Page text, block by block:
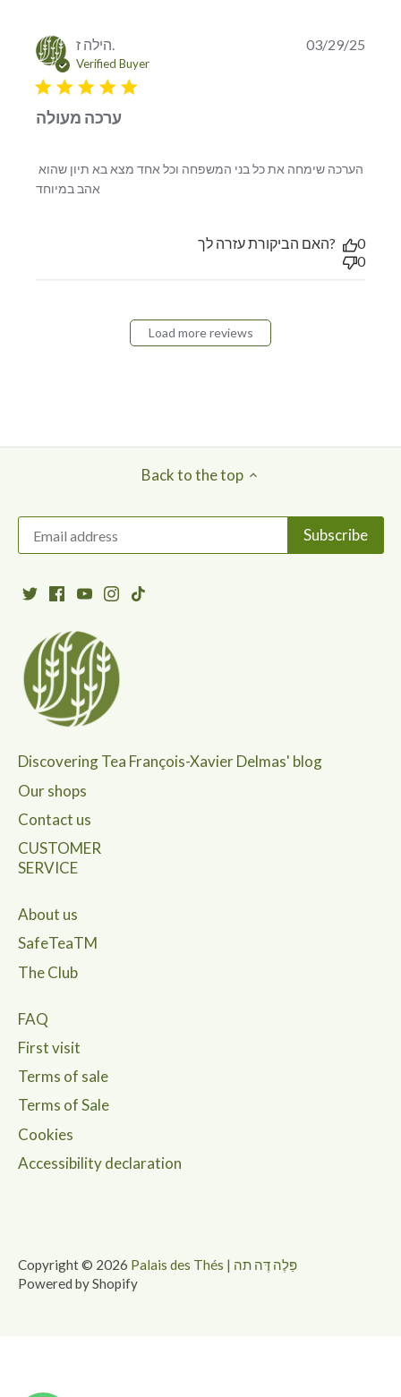
הילה ז.
Verified Buyer
5 star rating
ערכה מעולה
הערכה שימחה את כל בני המשפחה וכל אחד מצא בא תיון שהוא
אהב במיוחד
03/29/25
האם הביקורת עזרה לך?
0
0
Load more reviews
Back to the top
Discovering Tea François-Xavier Delmas' blog
Our shops
Contact us
CUSTOMER
SERVICE
About us
SafeTeaTM
The Club
FAQ
First visit
Terms of sale
Terms of Sale
Cookies
Accessibility declaration
Copyright © 2026
Palais des Thés | פַּלֶה דֶּה תה
Powered by Shopify